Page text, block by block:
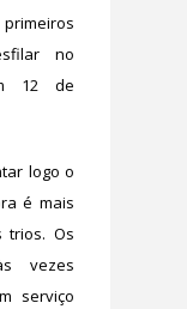
no
12 de
logo o
é mais
trios. Os
vezes
serviço